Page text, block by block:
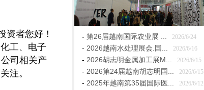
资者您好！
工、电子
司相关产
注。
- 第26届越南国际农业展 ... 2026/6/24
- 2026越南水处理展会.国... 2026/6/16
- 2026胡志明金属加工展M... 2026/6/15
- 2026第24届越南胡志明国... 2026/6/15
- 2025年越南第35届国际医... 2026/6/12